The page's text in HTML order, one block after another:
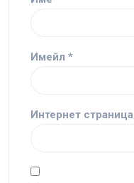
Имейл *
Интернет страница